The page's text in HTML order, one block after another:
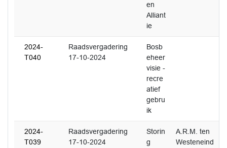
en
Alliant
ie
2024-
T040
Raadsvergadering
17-10-2024
Bosb
eheer
visie -
recre
atief
gebru
ik
2024-
T039
Raadsvergadering
17-10-2024
Storin
g
A.R.M. ten
Westeneind